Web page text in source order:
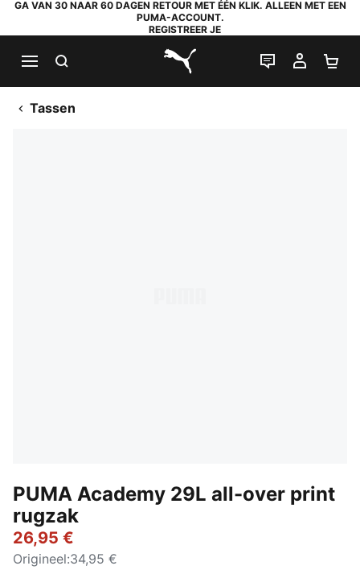
GA VAN 30 NAAR 60 DAGEN RETOUR MET ÉÉN KLIK. ALLEEN MET EEN
PUMA-ACCOUNT.
REGISTREER JE
PUMA.com
LIVE CHAT
MIJN
Tassen
PUMA Academy 29L all-over print
rugzak
26,95 €
Origineel:34,95 €